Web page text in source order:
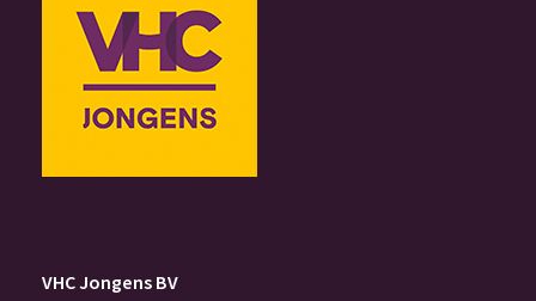
VHC Jongens BV